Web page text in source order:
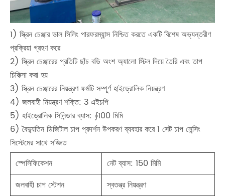
1) স্ক্রিন চেঞ্জার ভাল সিলিং পারফরম্যান্স নিশ্চিত করতে একটি বিশেষ অভ্যন্তরীণ
প্রক্রিয়া গ্রহণ করে
2) স্ক্রিন চেঞ্জারের প্রতিটি ছাঁচ বডি অংশ অ্যালো স্টিল দিয়ে তৈরি এবং তাপ
চিকিত্সা করা হয়
3) স্ক্রিন চেঞ্জারের নিয়ন্ত্রণ ফর্মটি সম্পূর্ণ হাইড্রোলিক নিয়ন্ত্রণ
4) জলবাহী নিয়ন্ত্রণ শক্তি: 3 এইচপি
5) হাইড্রোলিক সিলিন্ডার ব্যাস: ∮100 মিমি
6) বৈদ্যুতিন ডিজিটাল চাপ প্রদর্শন উপকরণ ব্যবহার করে 1 সেট চাপ সেন্সিং
সিস্টেমের সাথে সজ্জিত
স্পেসিফিকেশন
নেট ব্যাস: 150 মিমি
জলবাহী চাপ স্টেশন
স্বতন্ত্র নিয়ন্ত্রণ